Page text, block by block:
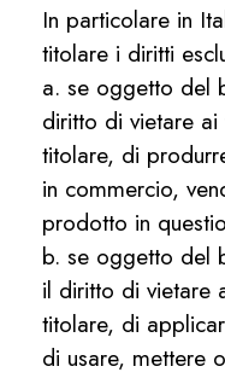
In particolare in
titolare i diritti
a. se oggetto del
diritto di vietare
titolare, di
in commercio,
prodotto in
b. se oggetto del
il diritto di vietare
titolare, di
di usare, mettere